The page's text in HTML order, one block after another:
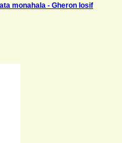
monahala - Gheron Iosif